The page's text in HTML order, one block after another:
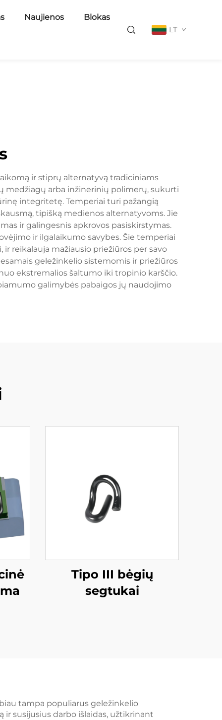
Naujienos Blokas
LT
ir stiprų alternatyvą tradiciniams
medžiagų arba inžinerinių polimerų, sukurti
integritetę. Temperiai turi pažangią
tipišką medienos alternatyvoms. Jie
ir galingesnis apkrovos pasiskirstymas.
ir ilgalaikumo savybes. Šie temperiai
reikalauja mažiausio priežiūros per savo
geležinkelio sistemomis ir priežiūros
ekstremalios šaltumo iki tropinio karščio.
galimybės pabaigos jų naudojimo
Tipo III bėgių
segtukai
tampa populiarus geležinkelio
susijusius darbo išlaidas, užtikrinant